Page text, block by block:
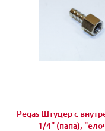
Pegas Штуцер с
1/4" (папа),